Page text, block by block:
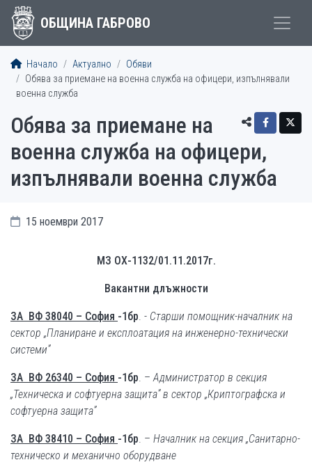
ОБЩИНА ГАБРОВО
Начало Актуално
Обяви
Обява за приемане на военна служба на офицери, изпълнявали
военна служба
Обява за приемане на
военна служба на офицери,
изпълнявали военна служба
15 ноември 2017
МЗ ОХ-1132/01.11.2017г.
Вакантни длъжности
ЗА ВФ 38040 – София -1бр. - Старши помощник-началник на
сектор „Планиране и експлоатация на инженерно-технически
системи”
ЗА ВФ 26340 – София -1бр. – Администратор в секция
„Техническа и софтуерна защита” в сектор „Криптографска и
софтуерна защита”
ЗА ВФ 38410 – София -1бр. – Началник на секция „Санитарно-
техническо и механично оборудване